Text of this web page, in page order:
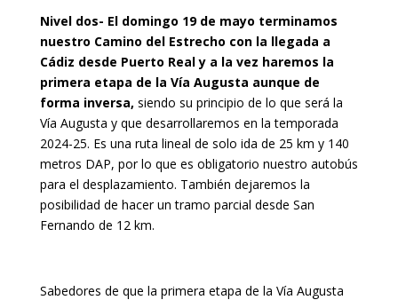
Nivel dos- El domingo 19 de mayo terminamos
nuestro Camino del Estrecho con la llegada a
Cádiz desde Puerto Real y a la vez haremos la
primera etapa de la Vía Augusta aunque de
forma inversa, siendo su principio de lo que será la
Vía Augusta y que desarrollaremos en la temporada
2024-25. Es una ruta lineal de solo ida de 25 km y 140
metros DAP, por lo que es obligatorio nuestro autobús
para el desplazamiento. También dejaremos la
posibilidad de hacer un tramo parcial desde San
Fernando de 12 km.
Sabedores de que la primera etapa de la Vía Augusta